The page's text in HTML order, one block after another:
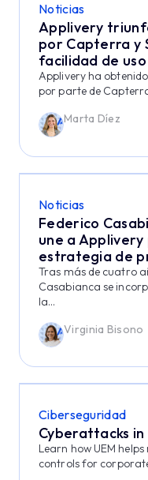
Noticias
Applivery
por Capterra y
facilidad de
Applivery ha
por parte de
Marta Díez
Noticias
Federico
une a
estrategia de
Tras más de cuatro
Casabianca se
la...
Virginia Bisono
Ciberseguridad
Cyberattacks
Learn how UEM
controls for